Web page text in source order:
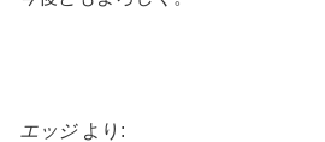
エッジ より: